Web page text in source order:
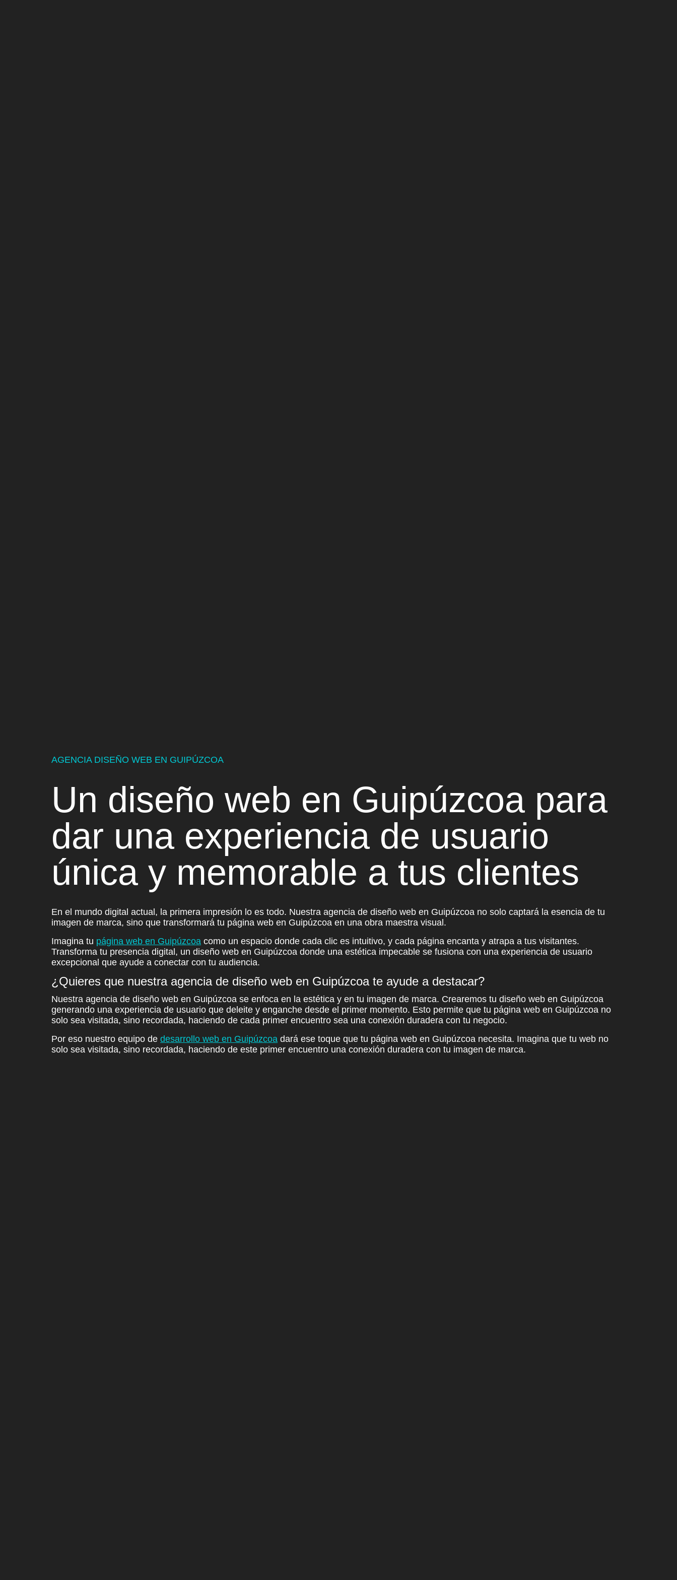
AGENCIA DISEÑO WEB EN GUIPÚZCOA
Un diseño web en Guipúzcoa para
dar una experiencia de usuario
única y memorable a tus clientes
En el mundo digital actual, la primera impresión lo es todo. Nuestra agencia de diseño web en Guipúzcoa no solo captará la esencia de tu
imagen de marca, sino que transformará tu página web en Guipúzcoa en una obra maestra visual.
Imagina tu página web en Guipúzcoa como un espacio donde cada clic es intuitivo, y cada página encanta y atrapa a tus visitantes.
Transforma tu presencia digital, un diseño web en Guipúzcoa donde una estética impecable se fusiona con una experiencia de usuario
excepcional que ayude a conectar con tu audiencia.
¿Quieres que nuestra agencia de diseño web en Guipúzcoa te ayude a destacar?
Nuestra agencia de diseño web en Guipúzcoa se enfoca en la estética y en tu imagen de marca. Crearemos tu diseño web en Guipúzcoa
generando una experiencia de usuario que deleite y enganche desde el primer momento. Esto permite que tu página web en Guipúzcoa no
solo sea visitada, sino recordada, haciendo de cada primer encuentro sea una conexión duradera con tu negocio.
Por eso nuestro equipo de desarrollo web en Guipúzcoa dará ese toque que tu página web en Guipúzcoa necesita. Imagina que tu web no
solo sea visitada, sino recordada, haciendo de este primer encuentro una conexión duradera con tu imagen de marca.